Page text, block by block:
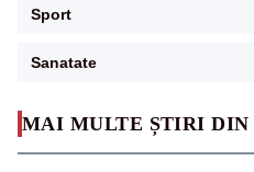
MAI MULTE ȘTIRI DIN
Sport
Sanatate